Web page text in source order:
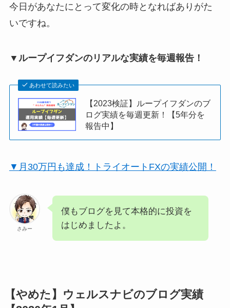
今日があなたにとって変化の時となればありがた
いですね。
▼ループイフダンのリアルな実績を毎週報告！
あわせて読みたい
【2023検証】ループイフダンのブ
ログ実績を毎週更新！【5年分を
報告中】
▼月30万円も達成！トライオートFXの実績公開！
さみー
僕もブログを見て本格的に投資を
はじめましたよ。
【やめた】ウェルスナビのブログ実績